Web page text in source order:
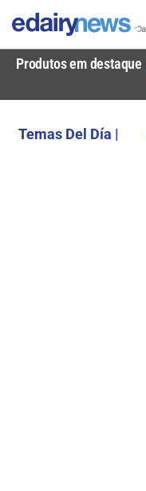
Produtos em destaque
Temas Del Día |